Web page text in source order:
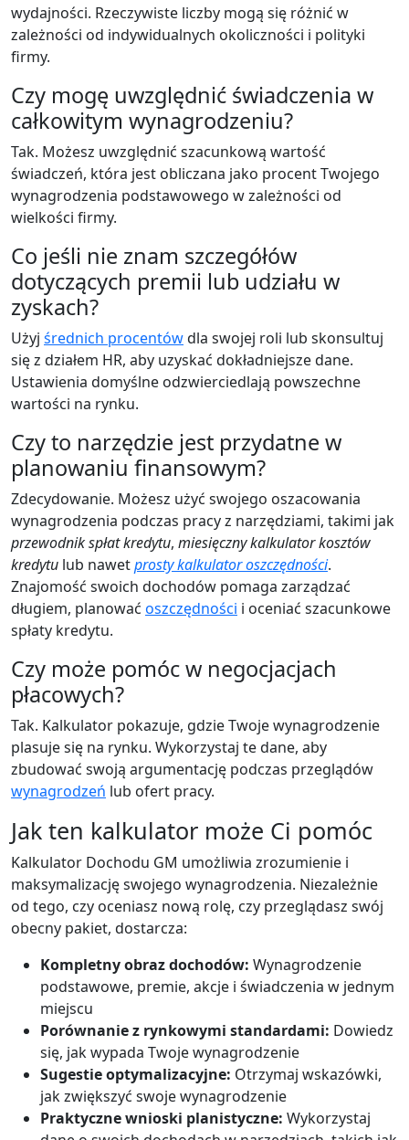
wydajności. Rzeczywiste liczby mogą się różnić w
zależności od indywidualnych okoliczności i polityki
firmy.
Czy mogę uwzględnić świadczenia w
całkowitym wynagrodzeniu?
Tak. Możesz uwzględnić szacunkową wartość
świadczeń, która jest obliczana jako procent Twojego
wynagrodzenia podstawowego w zależności od
wielkości firmy.
Co jeśli nie znam szczegółów
dotyczących premii lub udziału w
zyskach?
Użyj średnich procentówdla swojej roli lub skonsultuj
się z działem HR, aby uzyskać dokładniejsze dane.
Ustawienia domyślne odzwierciedlają powszechne
wartości na rynku.
Czy to narzędzie jest przydatne w
planowaniu finansowym?
Zdecydowanie. Możesz użyć swojego oszacowania
wynagrodzenia podczas pracy z narzędziami, takimi jak
przewodnik spłat kredytu, miesięczny kalkulator kosztów
kredytu lub nawetprosty kalkulator oszczędności.
Znajomość swoich dochodów pomaga zarządzać
długiem, planować oszczędności i oceniać szacunkowe
spłaty kredytu.
Czy może pomóc w negocjacjach
płacowych?
Tak. Kalkulator pokazuje, gdzie Twoje wynagrodzenie
plasuje się na rynku. Wykorzystaj te dane, aby
zbudować swoją argumentację podczas przeglądów
wynagrodzeń lub ofert pracy.
Jak ten kalkulator może Ci pomóc
Kalkulator Dochodu GM umożliwia zrozumienie i
maksymalizację swojego wynagrodzenia. Niezależnie
od tego, czy oceniasz nową rolę, czy przeglądasz swój
obecny pakiet, dostarcza:
Kompletny obraz dochodów: Wynagrodzenie
podstawowe, premie, akcje i świadczenia w jednym
miejscu
Porównanie z rynkowymi standardami: Dowiedz
się, jak wypada Twoje wynagrodzenie
Sugestie optymalizacyjne: Otrzymaj wskazówki,
jak zwiększyć swoje wynagrodzenie
Praktyczne wnioski planistyczne: Wykorzystaj